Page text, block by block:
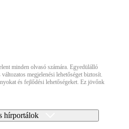
minden olvasó számára. Egyedülálló
megjelenési lehetőséget biztosít.
és fejlődési lehetőségeket. Ez jövőnk
hírportálok